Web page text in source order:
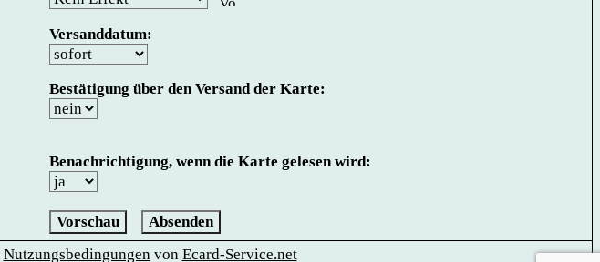
Versanddatum:
Bestätigung über den Versand der Karte:
Benachrichtigung, wenn die Karte gelesen wird:
Absenden
Nutzungsbedingungenvon Ecard-Service.net